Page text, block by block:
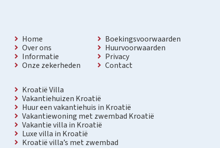
Home
Over ons
Informatie
Onze zekerheden
Boekingsvoorwaarden
Huurvoorwaarden
Privacy
Contact
Kroatië Villa
Vakantiehuizen Kroatië
Huur een vakantiehuis in Kroatië
Vakantiewoning met zwembad Kroatië
Vakantie villa in Kroatië
Luxe villa in Kroatië
Kroatië villa’s met zwembad